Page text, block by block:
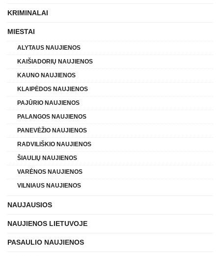
KRIMINALAI
MIESTAI
ALYTAUS NAUJIENOS
KAIŠIADORIŲ NAUJIENOS
KAUNO NAUJIENOS
KLAIPĖDOS NAUJIENOS
PAJŪRIO NAUJIENOS
PALANGOS NAUJIENOS
PANEVĖŽIO NAUJIENOS
RADVILIŠKIO NAUJIENOS
ŠIAULIŲ NAUJIENOS
VARĖNOS NAUJIENOS
VILNIAUS NAUJIENOS
NAUJAUSIOS
NAUJIENOS LIETUVOJE
PASAULIO NAUJIENOS